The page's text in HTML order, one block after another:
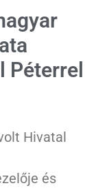
Péterrel
Hivatal
és